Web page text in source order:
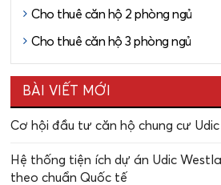
Cho thuê căn hộ 2 phòng ngủ
Cho thuê căn hộ 3 phòng ngủ
BÀI VIẾT MỚI
Cơ hội đầu tư căn hộ chung cư
Hệ thống tiện ích dự án Udic
theo chuẩn Quốc tế